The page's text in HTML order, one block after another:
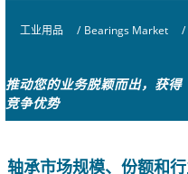
工业用品 / Bearings Market /
推动您的业务脱颖而出，获得
竞争优势
轴承市场规模、份额和